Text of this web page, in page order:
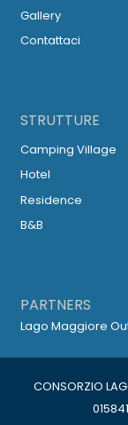
Gallery
Contattaci
STRUTTURE
Camping Village
Hotel
Residence
B&B
PARTNERS
Lago Maggiore
CONSORZIO